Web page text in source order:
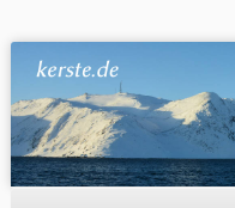
Astronomie, Nordlichter